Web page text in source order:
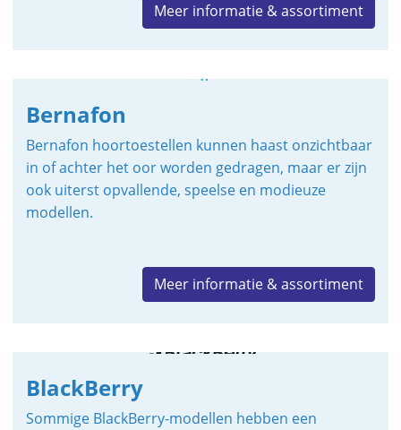
Meer informatie & assortiment
Bernafon
Bernafon hoortoestellen kunnen haast onzichtbaar
in of achter het oor worden gedragen, maar er zijn
ook uiterst opvallende, speelse en modieuze
modellen.
Meer informatie & assortiment
BlackBerry
Sommige BlackBerry-modellen hebben een